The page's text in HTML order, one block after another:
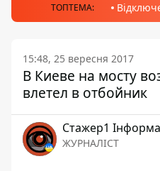
ТОПТЕМА:
15:48, 25 вересня 2017
В Киеве на мосту
влетел в отбойник
Стажер1
ЖУРНАЛІСТ